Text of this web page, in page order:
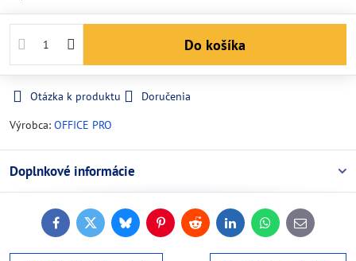
Do košíka
Otázka k produktu
Doručenia
Výrobca: OFFICE PRO
Doplnkové informácie
FacebookTwitterBlueskyPinterestReddit LinkedInWhatsApp
E-
mail